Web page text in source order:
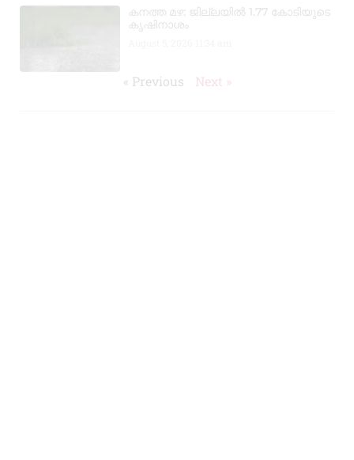
കനത്ത മഴ: ജില്ലയിൽ 1.77 കോടിയുടെ
കൃഷിനാശം
« Previous Next »